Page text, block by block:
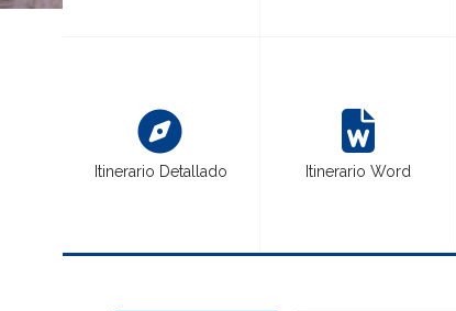
Itinerario Detallado Itinerario Word